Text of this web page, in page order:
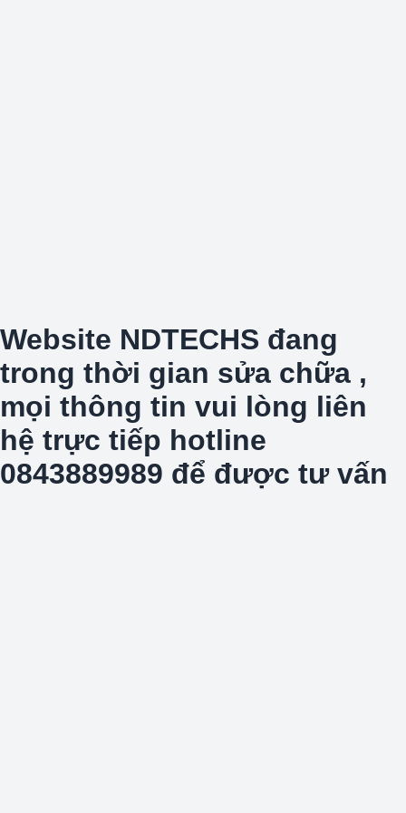
Website NDTECHS đang
trong thời gian sửa chữa ,
mọi thông tin vui lòng liên
hệ trực tiếp hotline
0843889989 để được tư vấn